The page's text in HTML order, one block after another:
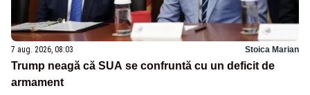
7 aug. 2026, 08:03 Stoica Marian
Trump neagă că SUA se confruntă cu un deficit de
armament